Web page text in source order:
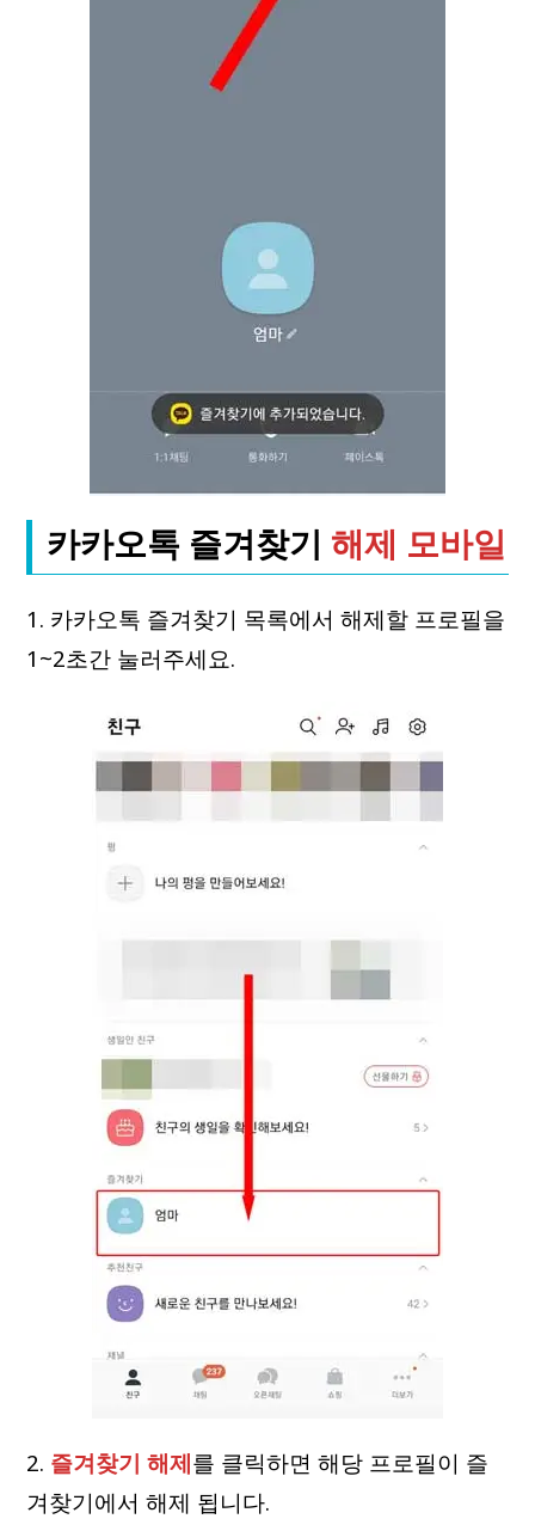
카카오톡 즐겨찾기 해제 모바일
1. 카카오톡 즐겨찾기 목록에서 해제할 프로필을
1~2초간 눌러주세요.
2. 즐겨찾기 해제를 클릭하면 해당 프로필이 즐
겨찾기에서 해제 됩니다.